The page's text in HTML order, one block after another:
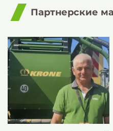
Партнерские